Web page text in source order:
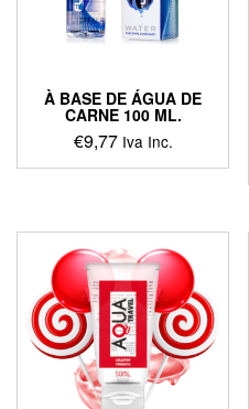
À BASE DE ÁGUA DE
CARNE 100 ML.
€9,77 Iva Inc.